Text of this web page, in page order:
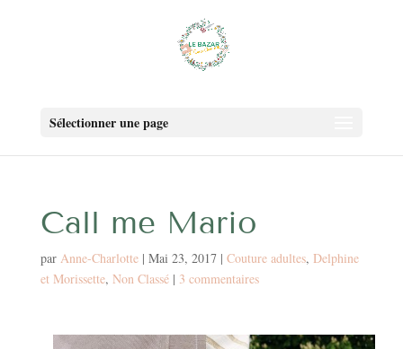
Sélectionner une page
Call me Mario
par Anne-Charlotte| Mai 23, 2017| Couture adultes, Delphine
et Morissette, Non Classé| 3 commentaires